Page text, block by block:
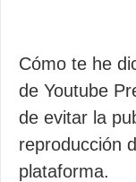
Cómo te he
de Youtube
de evitar la
reproducción
plataforma.